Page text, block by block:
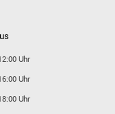
Uhr
Uhr
Uhr